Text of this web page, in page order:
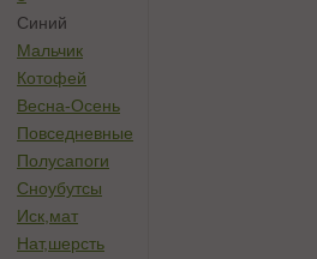
Синий
Мальчик
Котофей
Весна-Осень
Повседневные
Полусапоги
Сноубутсы
Иск,мат
Нат,шерсть